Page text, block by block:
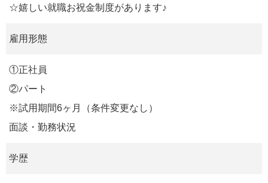
☆嬉しい就職お祝金制度があります♪
雇用形態
①正社員
②パート
※試用期間6ヶ月（条件変更なし）
面談・勤務状況
学歴